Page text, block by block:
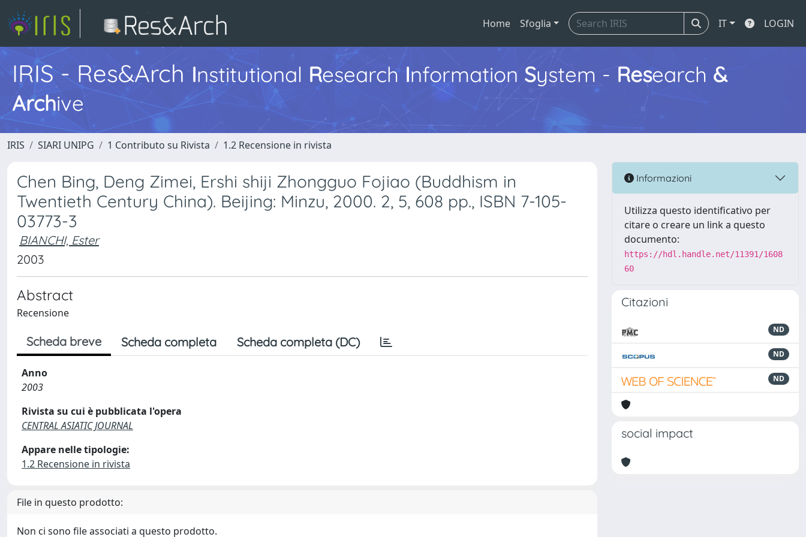
Home Sfoglia IT LOGIN
IRIS - Res&Arch Institutional Research Information System - Research &
Archive
IRIS SIARI UNIPG 1 Contributo su Rivista 1.2 Recensione in rivista
Chen Bing, Deng Zimei, Ershi shiji Zhongguo Fojiao (Buddhism in
Twentieth Century China). Beijing: Minzu, 2000. 2, 5, 608 pp., ISBN 7-105-
03773-3
BIANCHI, Ester
2003
Abstract
Recensione
Scheda breve Scheda completa Scheda completa (DC)
Anno
2003
Rivista su cui è pubblicata l'opera
CENTRAL ASIATIC JOURNAL
Appare nelle tipologie:
1.2 Recensione in rivista
File in questo prodotto:
Non ci sono file associati a questo prodotto.
Informazioni
Utilizza questo identificativo per
citare o creare un link a questo
documento:
https://hdl.handle.net/11391/1608
60
Citazioni
ND
ND
ND
social impact